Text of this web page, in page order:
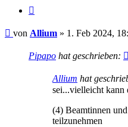
Beitrag
von Allium » 1. Feb 2024,
Pipapo hat geschrieben:
Allium hat
sei...vielleicht kann
(4) Beamtinnen
teilzunehmen